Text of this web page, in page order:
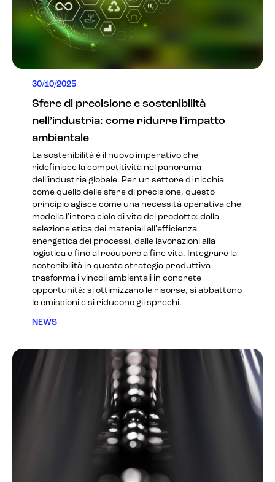
30/10/2025
Sfere di precisione e sostenibilità
nell’industria: come ridurre l’impatto
ambientale
La sostenibilità è il nuovo imperativo che
ridefinisce la competitività nel panorama
dell’industria globale. Per un settore di nicchia
come quello delle sfere di precisione, questo
principio agisce come una necessità operativa che
modella l'intero ciclo di vita del prodotto: dalla
selezione etica dei materiali all'efficienza
energetica dei processi, dalle lavorazioni alla
logistica e fino al recupero a fine vita. Integrare la
sostenibilità in questa strategia produttiva
trasforma i vincoli ambientali in concrete
opportunità: si ottimizzano le risorse, si abbattono
le emissioni e si riducono gli sprechi.
NEWS